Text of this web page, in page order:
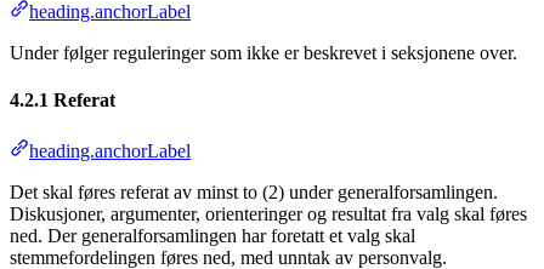
heading.anchorLabel
Under følger reguleringer som ikke er beskrevet i seksjonene over.
4.2.1 Referat
heading.anchorLabel
Det skal føres referat av minst to (2) under generalforsamlingen.
Diskusjoner, argumenter, orienteringer og resultat fra valg skal føres
ned. Der generalforsamlingen har foretatt et valg skal
stemmefordelingen føres ned, med unntak av personvalg.